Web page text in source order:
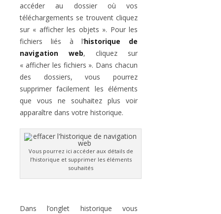
accéder au dossier où vos
téléchargements se trouvent cliquez
sur « afficher les objets ». Pour les
fichiers liés à l’historique de
navigation web, cliquez sur
« afficher les fichiers ». Dans chacun
des dossiers, vous pourrez
supprimer facilement les éléments
que vous ne souhaitez plus voir
apparaître dans votre historique.
Vous pourrez ici accéder aux détails de
l’historique et supprimer les éléments
souhaités
Dans l’onglet historique vous